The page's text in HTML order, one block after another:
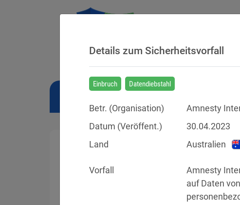
Sicherheitsvorfälle
Datenpannen, Cyber-Angriffe und
Details zum Sicherheitsvorfall
Einbruch Datendiebstahl
Betr. (Organisation)
Amnesty
Datum (Veröffent.)
30.04.2023
Land
Australien
Vorfall
Amnesty
auf Daten